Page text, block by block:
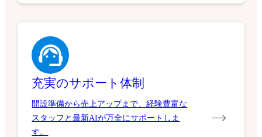
充実のサポート体制
開設準備から売上アップまで、経験豊富な
スタッフと最新AIが万全にサポートしま
す。